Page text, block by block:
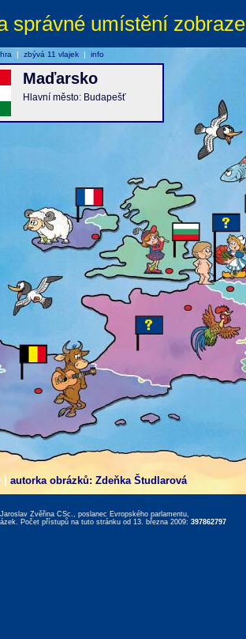
správné umístění
autorka obrázků: Zdeňka Študlarová
Maďarsko
Hlavní město: Budapešť
| zbývá 11 vlajek | info
Zvěřina CSc., poslanec Evropského parlamentu,
. Počet přístupů na tuto stránku od 13. března 2009: 397862797